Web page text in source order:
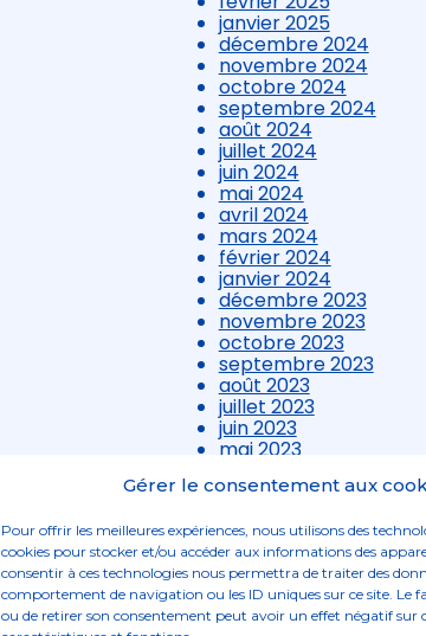
Gérer le consentement aux
Pour offrir les meilleures expériences, nous utilisons des
cookies pour stocker et/ou accéder aux informations des
consentir à ces technologies nous permettra de traiter des
comportement de navigation ou les ID uniques sur ce site. Le
ou de retirer son consentement peut avoir un effet négatif sur
janvier 2025
décembre 2024
novembre 2024
octobre 2024
septembre 2024
août 2024
juillet 2024
juin 2024
mai 2024
avril 2024
mars 2024
février 2024
janvier 2024
décembre 2023
novembre 2023
octobre 2023
septembre 2023
août 2023
juillet 2023
juin 2023
mai 2023
mars 2023